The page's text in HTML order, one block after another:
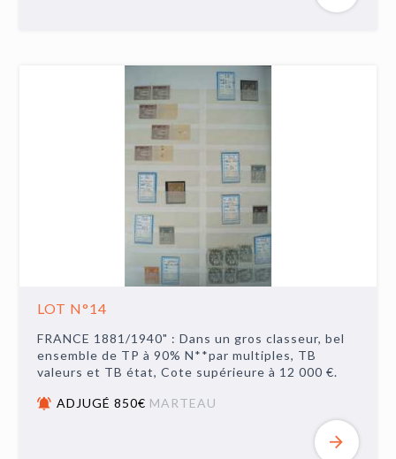
LOT N°14
FRANCE 1881/1940" : Dans un gros classeur, bel
ensemble de TP à 90% N**par multiples, TB
valeurs et TB état, Cote supérieure à 12 000 €.
ADJUGÉ 850€ MARTEAU